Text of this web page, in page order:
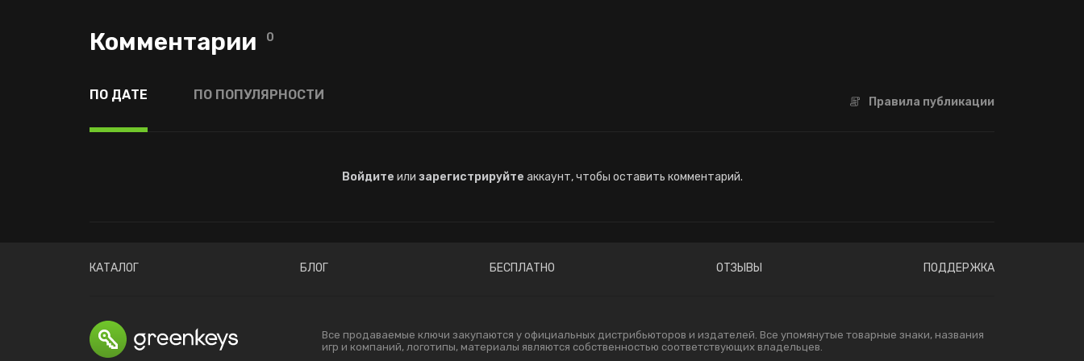
Комментарии 0
ПО ДАТЕ ПО ПОПУЛЯРНОСТИ Правила публикации
Войдите или зарегистрируйте аккаунт, чтобы оставить комментарий.
КАТАЛОГ БЛОГ БЕСПЛАТНО ОТЗЫВЫ ПОДДЕРЖКА
Все продаваемые ключи закупаются у официальных дистрибьюторов и издателей. Все упомянутые товарные знаки, названия
игр и компаний, логотипы, материалы являются собственностью соответствующих владельцев.